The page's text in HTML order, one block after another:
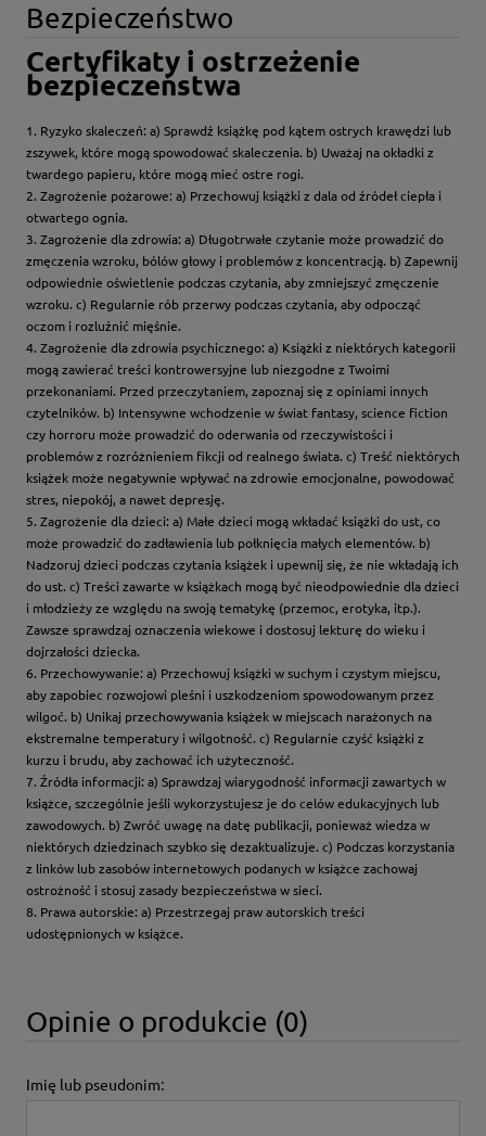
Bezpieczeństwo
Certyfikaty i ostrzeżenie
bezpieczeństwa
1. Ryzyko skaleczeń: a) Sprawdź książkę pod kątem ostrych krawędzi lub
zszywek, które mogą spowodować skaleczenia. b) Uważaj na okładki z
twardego papieru, które mogą mieć ostre rogi.
2. Zagrożenie pożarowe: a) Przechowuj książki z dala od źródeł ciepła i
otwartego ognia.
3. Zagrożenie dla zdrowia: a) Długotrwałe czytanie może prowadzić do
zmęczenia wzroku, bólów głowy i problemów z koncentracją. b) Zapewnij
odpowiednie oświetlenie podczas czytania, aby zmniejszyć zmęczenie
wzroku. c) Regularnie rób przerwy podczas czytania, aby odpocząć
oczom i rozluźnić mięśnie.
4. Zagrożenie dla zdrowia psychicznego: a) Książki z niektórych kategorii
mogą zawierać treści kontrowersyjne lub niezgodne z Twoimi
przekonaniami. Przed przeczytaniem, zapoznaj się z opiniami innych
czytelników. b) Intensywne wchodzenie w świat fantasy, science fiction
czy horroru może prowadzić do oderwania od rzeczywistości i
problemów z rozróżnieniem fikcji od realnego świata. c) Treść niektórych
książek może negatywnie wpływać na zdrowie emocjonalne, powodować
stres, niepokój, a nawet depresję.
5. Zagrożenie dla dzieci: a) Małe dzieci mogą wkładać książki do ust, co
może prowadzić do zadławienia lub połknięcia małych elementów. b)
Nadzoruj dzieci podczas czytania książek i upewnij się, że nie wkładają ich
do ust. c) Treści zawarte w książkach mogą być nieodpowiednie dla dzieci
i młodzieży ze względu na swoją tematykę (przemoc, erotyka, itp.).
Zawsze sprawdzaj oznaczenia wiekowe i dostosuj lekturę do wieku i
dojrzałości dziecka.
6. Przechowywanie: a) Przechowuj książki w suchym i czystym miejscu,
aby zapobiec rozwojowi pleśni i uszkodzeniom spowodowanym przez
wilgoć. b) Unikaj przechowywania książek w miejscach narażonych na
ekstremalne temperatury i wilgotność. c) Regularnie czyść książki z
kurzu i brudu, aby zachować ich użyteczność.
7. Źródła informacji: a) Sprawdzaj wiarygodność informacji zawartych w
książce, szczególnie jeśli wykorzystujesz je do celów edukacyjnych lub
zawodowych. b) Zwróć uwagę na datę publikacji, ponieważ wiedza w
niektórych dziedzinach szybko się dezaktualizuje. c) Podczas korzystania
z linków lub zasobów internetowych podanych w książce zachowaj
ostrożność i stosuj zasady bezpieczeństwa w sieci.
8. Prawa autorskie: a) Przestrzegaj praw autorskich treści
udostępnionych w książce.
Opinie o produkcie (0)
Imię lub pseudonim: